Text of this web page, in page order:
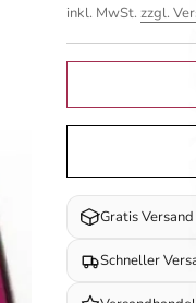
inkl. MwSt.zzgl.
Gratis
Schneller